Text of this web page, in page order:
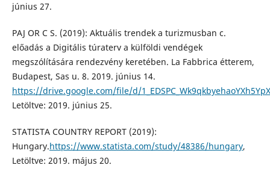
június 27.
PAJ OR C S. (2019): Aktuális trendek a turizmusban c.
előadás a Digitális túraterv a külföldi vendégek
megszólítására rendezvény keretében. La Fabbrica étterem,
Budapest, Sas u. 8. 2019. június 14.
https://drive.google.com/file/d/
Letöltve: 2019. június 25.
STATISTA COUNTRY REPORT (2019):
Hungary.https://www.statista.com/study/48386/hungary,
Letöltve: 2019. május 20.